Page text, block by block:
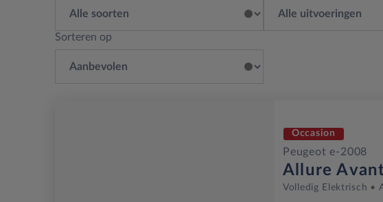
Sorteren op
Occasion
Peugeot e-2008
Allure
Volledig Elektrisch